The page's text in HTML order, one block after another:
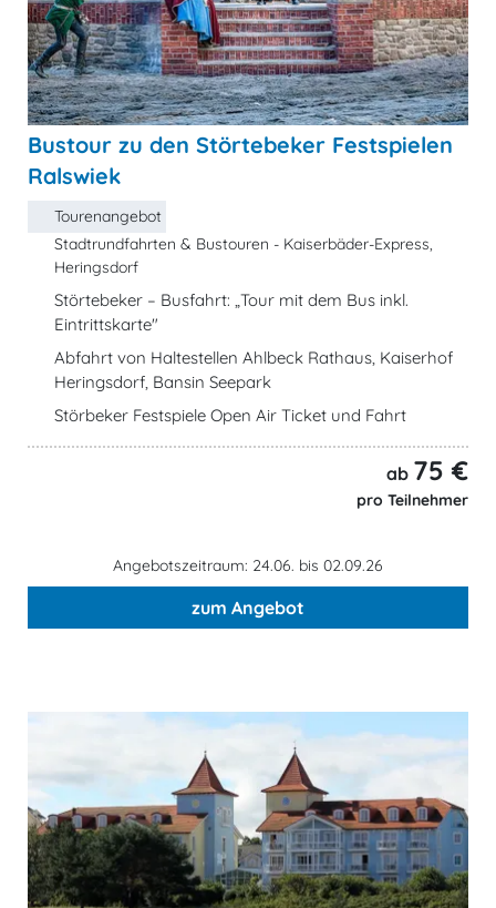
Bustour zu den Störtebeker Festspielen
Ralswiek
Tourenangebot
Stadtrundfahrten & Bustouren - Kaiserbäder-Express,
Heringsdorf
Störtebeker – Busfahrt: „Tour mit dem Bus inkl.
Eintrittskarte"
Abfahrt von Haltestellen Ahlbeck Rathaus, Kaiserhof
Heringsdorf, Bansin Seepark
Störbeker Festspiele Open Air Ticket und Fahrt
ab 75 €
pro Teilnehmer
Angebotszeitraum: 24.06. bis 02.09.26
zum Angebot